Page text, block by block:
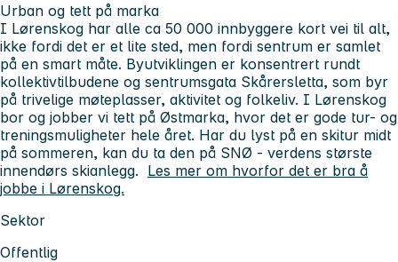
Urban og tett på marka
I Lørenskog har alle ca 50 000 innbyggere kort vei til alt,
ikke fordi det er et lite sted, men fordi sentrum er samlet
på en smart måte. Byutviklingen er konsentrert rundt
kollektivtilbudene og sentrumsgata Skårersletta, som byr
på trivelige møteplasser, aktivitet og folkeliv. I Lørenskog
bor og jobber vi tett på Østmarka, hvor det er gode tur- og
treningsmuligheter hele året. Har du lyst på en skitur midt
på sommeren, kan du ta den på SNØ - verdens største
innendørs skianlegg. Les mer om hvorfor det er bra å
jobbe i Lørenskog.
Sektor
Offentlig